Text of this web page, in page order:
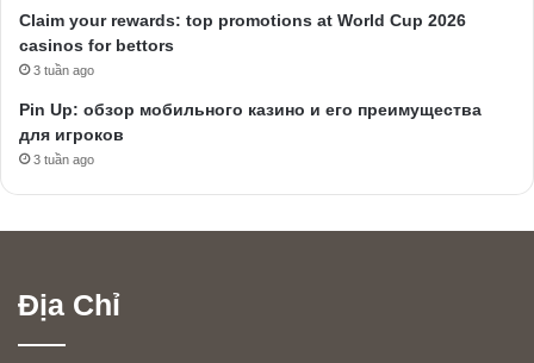
Claim your rewards: top promotions at World Cup 2026
casinos for bettors
3 tuần ago
Pin Up: обзор мобильного казино и его преимущества
для игроков
3 tuần ago
Địa Chỉ